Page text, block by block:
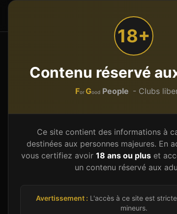
18+
Contenu réservé
For Good People - Clubs
Ce site contient des informations à
destinées aux personnes majeures. En
vous certifiez avoir 18 ans ou plus et
un contenu réservé aux
Avertissement : L'accès à ce site est
mineurs.
Restaurant
Couples et célibataires